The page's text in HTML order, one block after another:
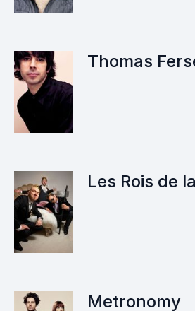
Thomas
Les Rois de
Metronomy